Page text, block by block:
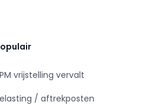
vrijstelling vervalt
/ aftrekposten